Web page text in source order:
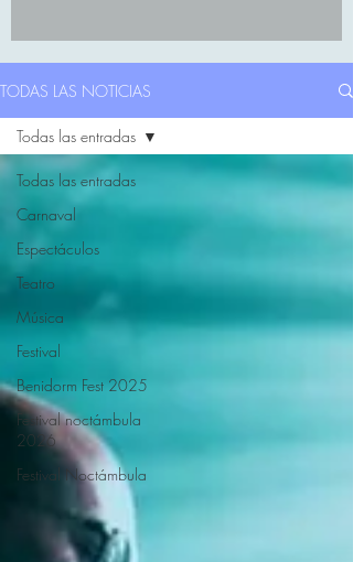
TODAS LAS NOTICIAS
Todas las entradas
Carnaval
Espectáculos
Teatro
Música
Festival
Benidorm Fest 2025
Festival noctámbula
2026
Festival Noctámbula
Todas las entradas